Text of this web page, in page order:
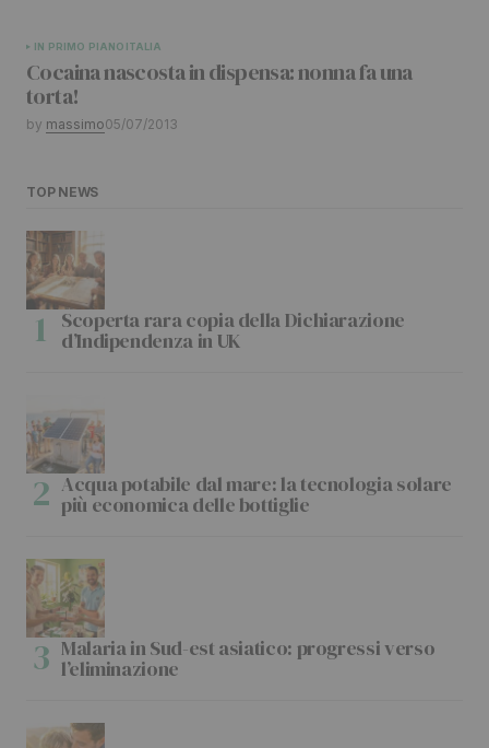
IN PRIMO PIANO ITALIA
Cocaina nascosta in dispensa: nonna fa una
torta!
by massimo05/07/2013
TOP NEWS
Scoperta rara copia della Dichiarazione
d’Indipendenza in UK
Acqua potabile dal mare: la tecnologia solare
più economica delle bottiglie
Malaria in Sud-est asiatico: progressi verso
l’eliminazione